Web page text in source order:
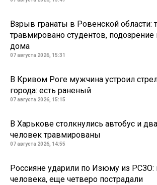
Взрыв гранаты в Ровенской области:
травмировано студентов, подозрение
дома
07 августа 2026, 15:31
В Кривом Роге мужчина устроил
города: есть раненый
07 августа 2026, 15:15
В Харькове столкнулись автобус и
человек травмированы
07 августа 2026, 14:55
Россияне ударили по Изюму из РСЗО:
человека, еще четверо пострадали